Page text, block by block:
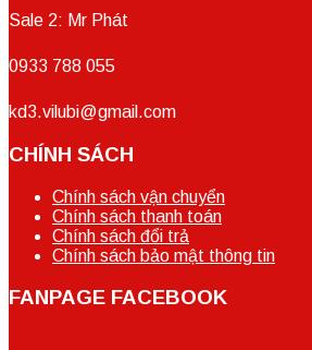
Sale 2: Mr Phát
0933 788 055
kd3.vilubi@gmail.com
CHÍNH SÁCH
Chính sách vận chuyển
Chính sách thanh toán
Chính sách đổi trả
Chính sách bảo mật thông tin
FANPAGE FACEBOOK